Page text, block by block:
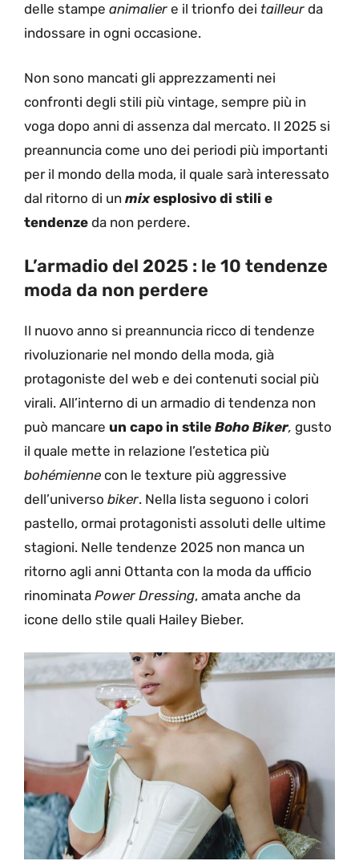
delle stampe animalier e il trionfo dei tailleur da
indossare in ogni occasione.
Non sono mancati gli apprezzamenti nei
confronti degli stili più vintage, sempre più in
voga dopo anni di assenza dal mercato. Il 2025 si
preannuncia come uno dei periodi più importanti
per il mondo della moda, il quale sarà interessato
dal ritorno di un mixesplosivo di stili e
tendenze da non perdere.
L’armadio del 2025 : le 10 tendenze
moda da non perdere
Il nuovo anno si preannuncia ricco di tendenze
rivoluzionarie nel mondo della moda, già
protagoniste del web e dei contenuti social più
virali. All’interno di un armadio di tendenza non
può mancare un capo in stile Boho Biker, gusto
il quale mette in relazione l’estetica più
bohémienne con le texture più aggressive
dell’universo biker. Nella lista seguono i colori
pastello, ormai protagonisti assoluti delle ultime
stagioni. Nelle tendenze 2025 non manca un
ritorno agli anni Ottanta con la moda da ufficio
rinominata Power Dressing, amata anche da
icone dello stile quali Hailey Bieber.